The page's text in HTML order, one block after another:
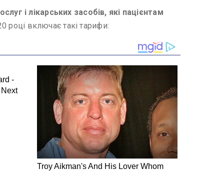
і лікарських засобів, які пацієнтам
році включає такі тарифи: